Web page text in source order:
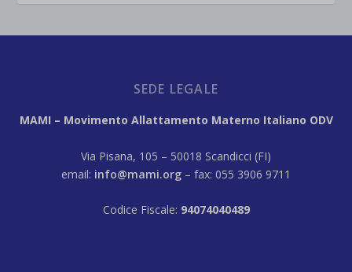
SEDE LEGALE
MAMI – Movimento Allattamento Materno Italiano ODV
Via Pisana, 105 – 50018 Scandicci (FI)
email: info@mami.org – fax: 055 3906 9711
Codice Fiscale: 94074040489